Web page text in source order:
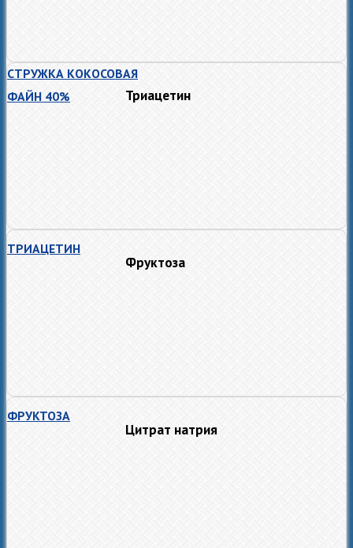
СТРУЖКА КОКОСОВАЯ
ФАЙН 40%
Триацетин
ТРИАЦЕТИН
Фруктоза
ФРУКТОЗА
Цитрат натрия